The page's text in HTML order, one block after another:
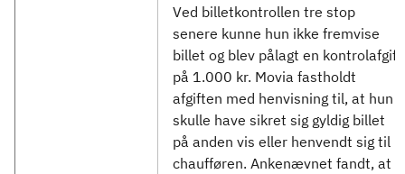
Ved billetkontrollen tre stop
senere kunne hun ikke fremvise
billet og blev pålagt en kontrolafgift
på 1.000 kr. Movia fastholdt
afgiften med henvisning til, at hun
skulle have sikret sig gyldig billet
på anden vis eller henvendt sig til
chaufføren. Ankenævnet fandt, at